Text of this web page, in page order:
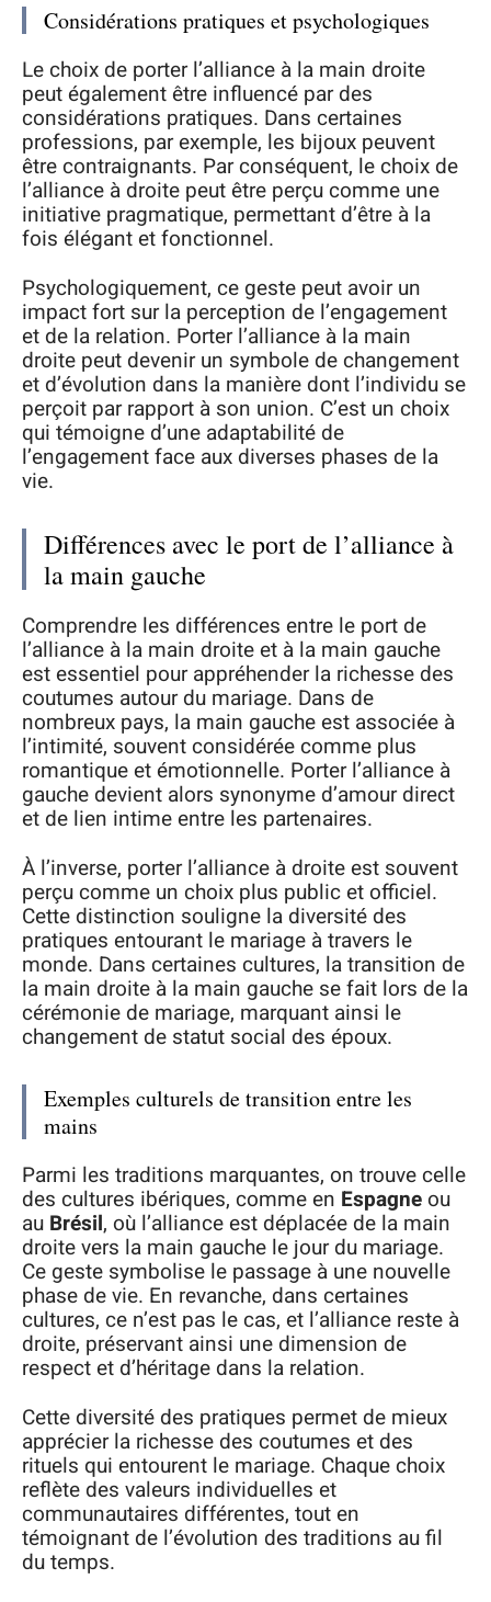
Considérations pratiques et psychologiques
Le choix de porter l’alliance à la main droite
peut également être influencé par des
considérations pratiques. Dans certaines
professions, par exemple, les bijoux peuvent
être contraignants. Par conséquent, le choix de
l’alliance à droite peut être perçu comme une
initiative pragmatique, permettant d’être à la
fois élégant et fonctionnel.
Psychologiquement, ce geste peut avoir un
impact fort sur la perception de l’engagement
et de la relation. Porter l’alliance à la main
droite peut devenir un symbole de changement
et d’évolution dans la manière dont l’individu se
perçoit par rapport à son union. C’est un choix
qui témoigne d’une adaptabilité de
l’engagement face aux diverses phases de la
vie.
Différences avec le port de l’alliance à
la main gauche
Comprendre les différences entre le port de
l’alliance à la main droite et à la main gauche
est essentiel pour appréhender la richesse des
coutumes autour du mariage. Dans de
nombreux pays, la main gauche est associée à
l’intimité, souvent considérée comme plus
romantique et émotionnelle. Porter l’alliance à
gauche devient alors synonyme d’amour direct
et de lien intime entre les partenaires.
À l’inverse, porter l’alliance à droite est souvent
perçu comme un choix plus public et officiel.
Cette distinction souligne la diversité des
pratiques entourant le mariage à travers le
monde. Dans certaines cultures, la transition de
la main droite à la main gauche se fait lors de la
cérémonie de mariage, marquant ainsi le
changement de statut social des époux.
Exemples culturels de transition entre les
mains
Parmi les traditions marquantes, on trouve celle
des cultures ibériques, comme en Espagne ou
au Brésil, où l’alliance est déplacée de la main
droite vers la main gauche le jour du mariage.
Ce geste symbolise le passage à une nouvelle
phase de vie. En revanche, dans certaines
cultures, ce n’est pas le cas, et l’alliance reste à
droite, préservant ainsi une dimension de
respect et d’héritage dans la relation.
Cette diversité des pratiques permet de mieux
apprécier la richesse des coutumes et des
rituels qui entourent le mariage. Chaque choix
reflète des valeurs individuelles et
communautaires différentes, tout en
témoignant de l’évolution des traditions au fil
du temps.